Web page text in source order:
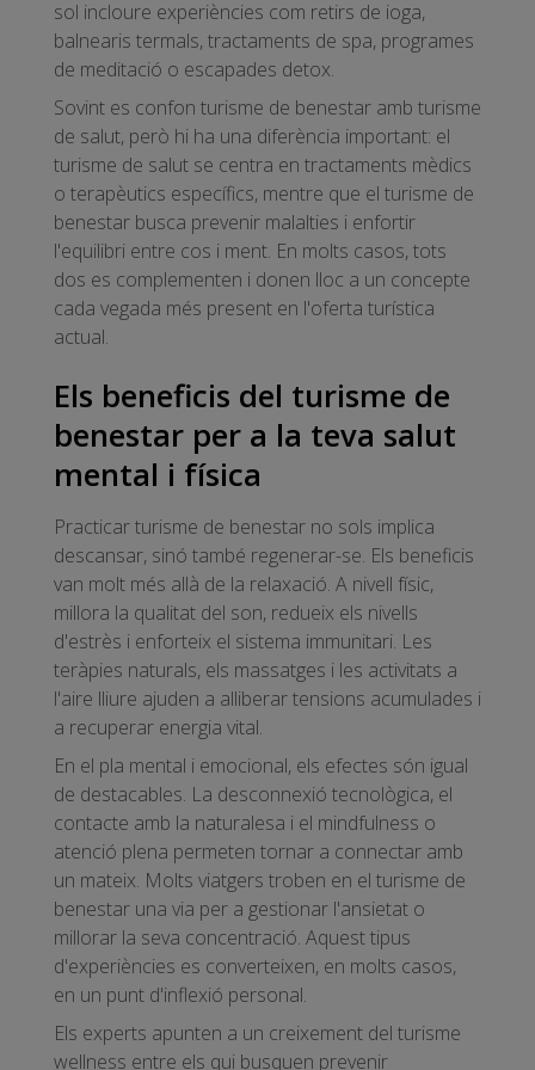
sol incloure experiències com retirs de ioga,
balnearis termals, tractaments de spa, programes
de meditació o escapades detox.
Sovint es confon turisme de benestar amb turisme
de salut, però hi ha una diferència important: el
turisme de salut se centra en tractaments mèdics
o terapèutics específics, mentre que el turisme de
benestar busca prevenir malalties i enfortir
l'equilibri entre cos i ment. En molts casos, tots
dos es complementen i donen lloc a un concepte
cada vegada més present en l'oferta turística
actual.
Els beneficis del turisme de
benestar per a la teva salut
mental i física
Practicar turisme de benestar no sols implica
descansar, sinó també regenerar-se. Els beneficis
van molt més allà de la relaxació. A nivell físic,
millora la qualitat del son, redueix els nivells
d'estrès i enforteix el sistema immunitari. Les
teràpies naturals, els massatges i les activitats a
l'aire lliure ajuden a alliberar tensions acumulades i
a recuperar energia vital.
En el pla mental i emocional, els efectes són igual
de destacables. La desconnexió tecnològica, el
contacte amb la naturalesa i el mindfulness o
atenció plena permeten tornar a connectar amb
un mateix. Molts viatgers troben en el turisme de
benestar una via per a gestionar l'ansietat o
millorar la seva concentració. Aquest tipus
d'experiències es converteixen, en molts casos,
en un punt d'inflexió personal.
Els experts apunten a un creixement del turisme
wellness entre els qui busquen prevenir